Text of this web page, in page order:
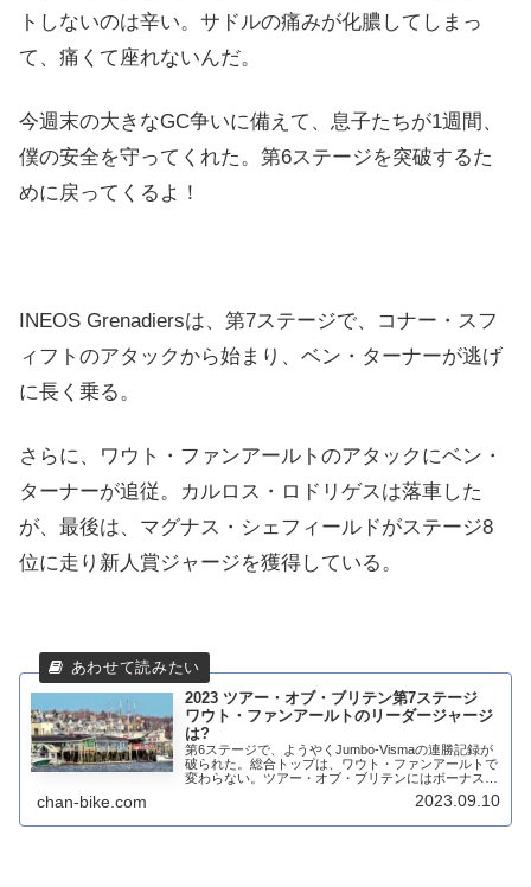
トしないのは辛い。サドルの痛みが化膿してしまっ
て、痛くて座れないんだ。
今週末の大きなGC争いに備えて、息子たちが1週間、
僕の安全を守ってくれた。第6ステージを突破するた
めに戻ってくるよ！
INEOS Grenadiersは、第7ステージで、コナー・スフ
ィフトのアタックから始まり、ベン・ターナーが逃げ
に長く乗る。
さらに、ワウト・ファンアールトのアタックにベン・
ターナーが追従。カルロス・ロドリゲスは落車した
が、最後は、マグナス・シェフィールドがステージ8
位に走り新人賞ジャージを獲得している。
2023 ツアー・オブ・ブリテン第7ステージ
ワウト・ファンアールトのリーダージャージ
は?
第6ステージで、ようやくJumbo-Vismaの連勝記録が
破られた。総合トップは、ワウト・ファンアールトで
変わらない。ツアー・オブ・ブリテンにはボーナスタ
イムがないので、2位以下は3秒で52人が並んでい
る。第7ステージでは集団スプリントには...
chan-bike.com 2023.09.10